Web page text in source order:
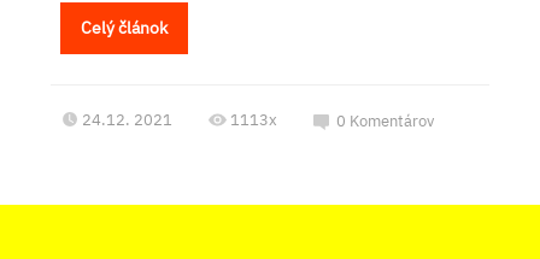
Celý článok
24.12. 2021 1113x 0 Komentárov